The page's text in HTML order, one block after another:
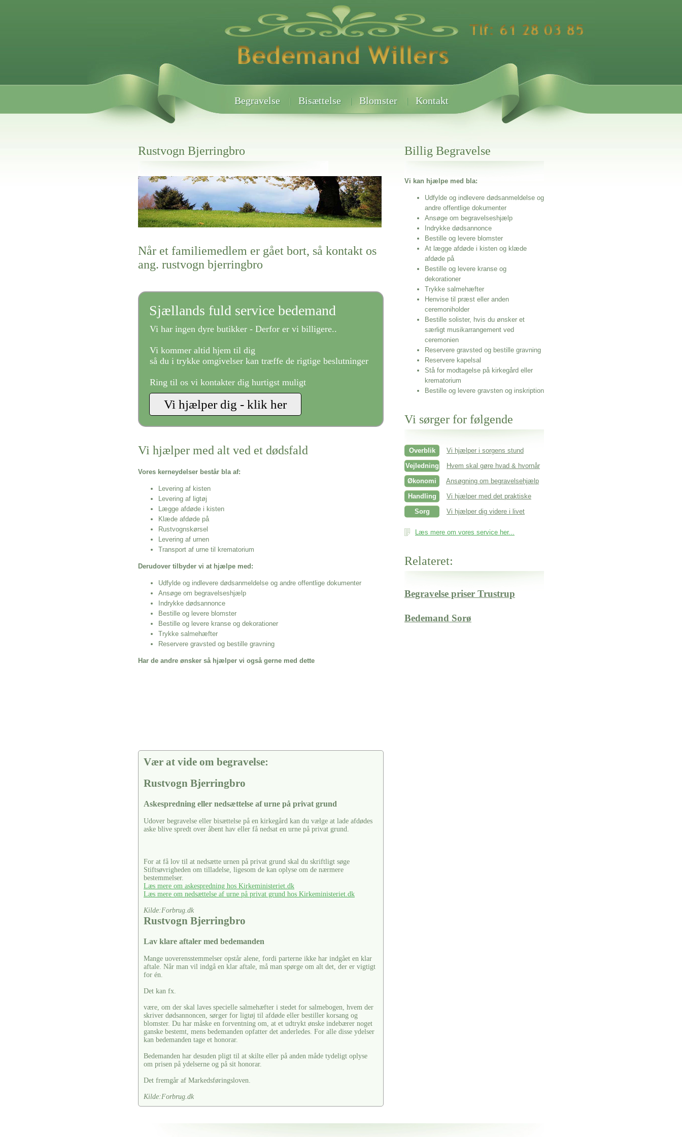
Begravelse Bisættelse Blomster Kontakt
Rustvogn Bjerringbro
Her hos os får du altid en god afslutning når det gælder
Rustvogn Bjerringbro
vi hjælper i alle faser af begravelsel
Når et familiemedlem er gået bort, så kontakt os
ang. rustvogn bjerringbro
Sjællands fuld service bedemand
Vi har ingen dyre butikker - Derfor er vi billigere..
Vi kommer altid hjem til dig
så du i trykke omgivelser kan træffe de rigtige beslutninger
Ring til os vi kontakter dig hurtigst muligt
Vi hjælper med alt ved et dødsfald
Vores kerneydelser består bla af:
Levering af kisten
Levering af ligtøj
Lægge afdøde i kisten
Klæde afdøde på
Rustvognskørsel
Levering af urnen
Transport af urne til krematorium
Derudover tilbyder vi at hjælpe med:
Udfylde og indlevere dødsanmeldelse og andre offentlige dokumenter
Ansøge om begravelseshjælp
Indrykke dødsannonce
Bestille og levere blomster
Bestille og levere kranse og dekorationer
Trykke salmehæfter
Reservere gravsted og bestille gravning
Har de andre ønsker så hjælper vi også gerne med dette
Vær at vide om begravelse:
Rustvogn Bjerringbro
Askespredning eller nedsættelse af urne på privat grund
Udover begravelse eller bisættelse på en kirkegård kan du vælge at lade afdødes
aske blive spredt over åbent hav eller få nedsat en urne på privat grund.
For at få lov til at nedsætte urnen på privat grund skal du skriftligt søge
Stiftsøvrigheden om tilladelse, ligesom de kan oplyse om de nærmere
bestemmelser.
Læs mere om askespredning hos Kirkeministeriet.dk
Læs mere om nedsættelse af urne på privat grund hos Kirkeministeriet.dk
Kilde:Forbrug.dk
Rustvogn Bjerringbro
Lav klare aftaler med bedemanden
Mange uoverensstemmelser opstår alene, fordi parterne ikke har indgået en klar
aftale. Når man vil indgå en klar aftale, må man spørge om alt det, der er vigtigt
for én.
Det kan fx.
være, om der skal laves specielle salmehæfter i stedet for salmebogen, hvem der
skriver dødsannoncen, sørger for ligtøj til afdøde eller bestiller korsang og
blomster. Du har måske en forventning om, at et udtrykt ønske indebærer noget
ganske bestemt, mens bedemanden opfatter det anderledes. For alle disse ydelser
kan bedemanden tage et honorar.
Bedemanden har desuden pligt til at skilte eller på anden måde tydeligt oplyse
om prisen på ydelserne og på sit honorar.
Det fremgår af Markedsføringsloven.
Kilde:Forbrug.dk
Billig Begravelse
Vi kan hjælpe med bla:
Udfylde og indlevere dødsanmeldelse og
andre offentlige dokumenter
Ansøge om begravelseshjælp
Indrykke dødsannonce
Bestille og levere blomster
At lægge afdøde i kisten og klæde
afdøde på
Bestille og levere kranse og
dekorationer
Trykke salmehæfter
Henvise til præst eller anden
ceremoniholder
Bestille solister, hvis du ønsker et
særligt musikarrangement ved
ceremonien
Reservere gravsted og bestille gravning
Reservere kapelsal
Stå for modtagelse på kirkegård eller
krematorium
Bestille og levere gravsten og inskription
Vi sørger for følgende
Overblik
Vi hjælper i sorgens stund
Vejledning
Hvem skal gøre hvad & hvornår
Økonomi
Ansøgning om begravelsehjælp
Handling
Vi hjælper med det praktiske
Sorg
Vi hjælper dig videre i livet
Læs mere om vores service her...
Relateret:
Begravelse priser Trustrup
Bedemand Sorø